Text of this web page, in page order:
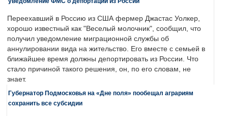
Переехавший в Россию из США фермер Джастас Уолкер,
хорошо известный как "Веселый молочник", сообщил, что
получил уведомление миграционной службы об
аннулировании вида на жительство. Его вместе с семьей в
ближайшее время должны депортировать из России. Что
стало причиной такого решения, он, по его словам, не
знает.
Губернатор Подмосковья на «Дне поля» пообещал аграриям
сохранить все субсидии